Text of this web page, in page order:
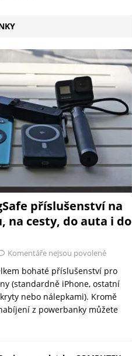
příslušenství na
na cesty, do auta i do
Komentáře nejsou povolené
bohaté příslušenství pro
(standardně iPhone, ostatní
nebo nálepkami). Kromě
z powerbanky můžete